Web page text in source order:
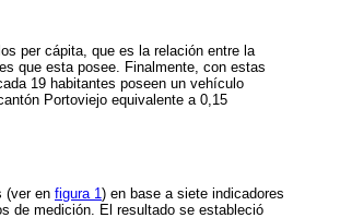
per cápita, que es la relación entre la
que esta posee. Finalmente, con estas
19 habitantes poseen un vehículo
Portoviejo equivalente a 0,15
(ver en figura 1) en base a siete indicadores
de medición. El resultado se estableció